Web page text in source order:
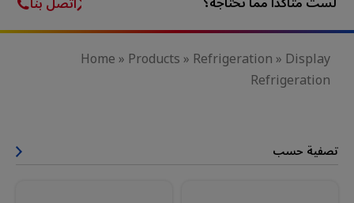
Home» Products» Refrigeration» Display
Refrigeration
تصفية حسب